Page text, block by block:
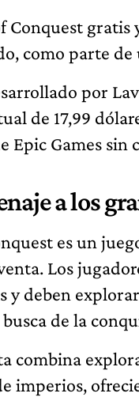
Conquest gratis
como parte de
por
de 17,99
Epic Games sin
a los
es un
Los
y deben
de la
combina
imperios,